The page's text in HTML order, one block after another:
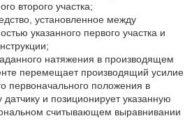
второго участка;
установленное между
указанного первого участка и
натяжения в производящем
перемещает производящий усилие
первоначального положения в
и позиционирует указанную
считывающем выравнивании